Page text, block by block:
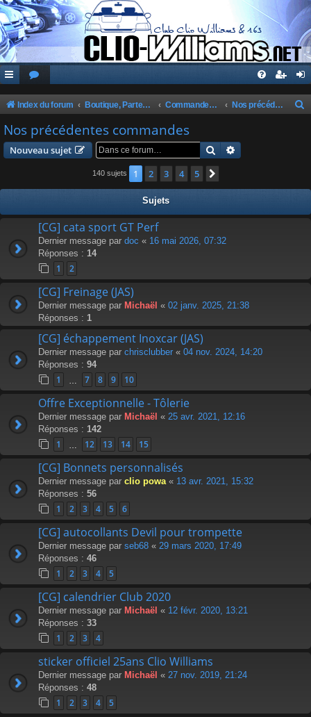
Index du forum Boutique, Partenaires, Petites Annonces, Commandes Groupées Commandes Groupées Club Nos précédentes commandes
c
Nos précédentes commandes
Nouveau sujet Rechercher
140 sujets 1 2 3 4 5
Sujets
[CG] cata sport GT Perf
Dernier message par doc « 16 mai 2026, 07:32
Réponses : 14
1 2
[CG] Freinage (JAS)
Dernier message par Michaël « 02 janv. 2025, 21:38
Réponses : 1
[CG] échappement Inoxcar (JAS)
Dernier message par chrisclubber « 04 nov. 2024, 14:20
Réponses : 94
1 7 8 9 10
Offre Exceptionnelle - Tôlerie
Dernier message par Michaël « 25 avr. 2021, 12:16
Réponses : 142
1 12 13 14 15
[CG] Bonnets personnalisés
Dernier message par clio powa « 13 avr. 2021, 15:32
Réponses : 56
1 2 3 4 5 6
[CG] autocollants Devil pour trompette
Dernier message par seb68 « 29 mars 2020, 17:49
Réponses : 46
1 2 3 4 5
[CG] calendrier Club 2020
Dernier message par Michaël « 12 févr. 2020, 13:21
Réponses : 33
1 2 3 4
sticker officiel 25ans Clio Williams
Dernier message par Michaël « 27 nov. 2019, 21:24
Réponses : 48
1 2 3 4 5